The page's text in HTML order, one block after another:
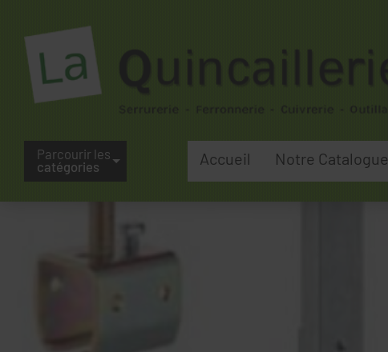
Parcourir les
catégories
Accueil Notre Catalogue